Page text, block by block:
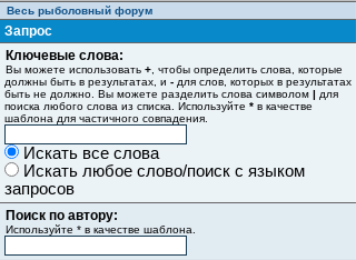
Весь рыболовный форум
Запрос
Ключевые слова:
Вы можете использовать + , чтобы определить слова, которые
должны быть в результатах, и - для слов, которых в результатах
быть не должно. Вы можете разделить слова символом | для
поиска любого слова из списка. Используйте * в качестве
шаблона для частичного совпадения.
Искать все слова
Искать любое слово/поиск с языком
запросов
Поиск по автору:
Используйте * в качестве шаблона.